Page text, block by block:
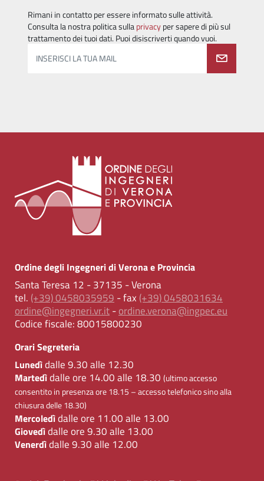
Rimani in contatto per essere informato sulle attività.
Consulta la nostra politica sullaprivacyper sapere di più sul
trattamento dei tuoi dati. Puoi disiscriverti quando vuoi.
INSERISCI LA TUA MAIL
Ordine degli Ingegneri di Verona e Provincia
Santa Teresa 12 - 37135 - Verona
tel. (+39) 0458035959 - fax (+39) 0458031634
ordine@ingegneri.vr.it-ordine.verona@ingpec.eu
Codice fiscale:80015800230
Orari Segreteria
Lunedìdalle 9.30 alle 12.30
Martedìdalle ore 14.00 alle 18.30 (ultimo accesso
consentito in presenza ore 18.15 – accesso telefonico sino alla
chiusura delle 18.30)
Mercoledìdalle ore 11.00 alle 13.00
Giovedìdalle ore 9.30 alle 13.00
Venerdìdalle 9.30 alle 12.00